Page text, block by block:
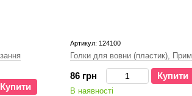
Купити
Артикул: 124100
Голки для вовни (пластик), Прим
86 грн Купити
В наявності